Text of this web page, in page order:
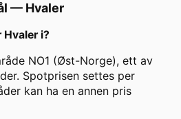
— Hvaler
i?
NO1 (Øst-Norge), ett av
Spotprisen settes per
kan ha en annen pris